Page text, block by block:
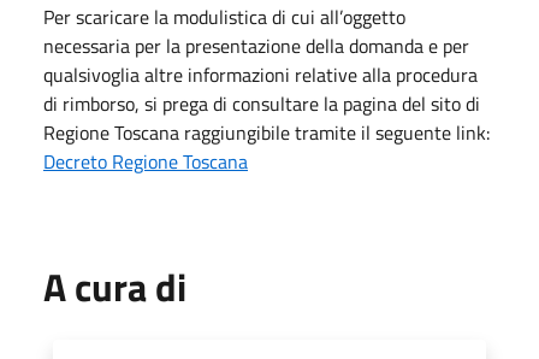
Per scaricare la modulistica di cui all’oggetto
necessaria per la presentazione della domanda e per
qualsivoglia altre informazioni relative alla procedura
di rimborso, si prega di consultare la pagina del sito di
Regione Toscana raggiungibile tramite il seguente link:
Decreto Regione Toscana
A cura di